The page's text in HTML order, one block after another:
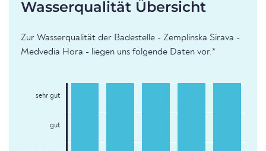
Wasserqualität Übersicht
Zur Wasserqualität der Badestelle - Zemplinska Sirava -
Medvedia Hora - liegen uns folgende Daten vor.*
sehr gut
gut